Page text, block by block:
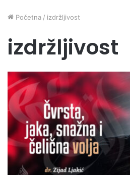
Početna / izdržljivost
izdržljivost